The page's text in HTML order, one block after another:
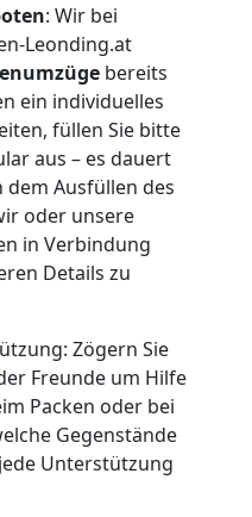
: Wir bei
Leonding.at
bereits
ein individuelles
füllen Sie bitte
aus – es dauert
Ausfüllen des
oder unsere
in Verbindung
Details zu
Zögern Sie
Freunde um Hilfe
Packen oder bei
Gegenstände
Unterstützung